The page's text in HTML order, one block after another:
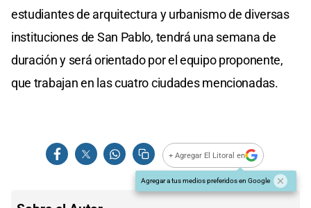
estudiantes de arquitectura y urbanismo de diversas
instituciones de San Pablo, tendrá una semana de
duración y será orientado por el equipo proponente,
que trabajan en las cuatro ciudades mencionadas.
+ Agregar El Litoral en
Agregar a tus medios preferidos en Google